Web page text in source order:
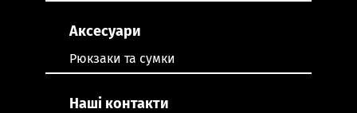
Аксесуари
Рюкзаки та сумки
Наші контакти